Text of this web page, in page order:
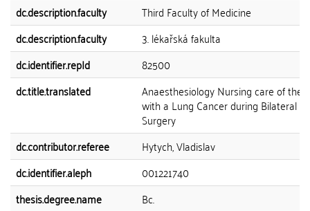
dc.description.faculty
Third Faculty of Medicine
dc.description.faculty
3. lékařská fakulta
dc.identifier.repId
82500
dc.title.translated
Anaesthesiology Nursing care of the
with a Lung Cancer during Bilateral
Surgery
dc.contributor.referee
Hytych, Vladislav
dc.identifier.aleph
001221740
thesis.degree.name
Bc.